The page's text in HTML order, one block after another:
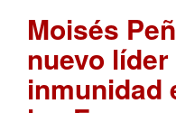
Moisés
nuevo
inmunidad